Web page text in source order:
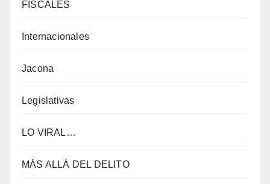
FISCALES
Internacionales
Jacona
Legislativas
LO VIRAL…
MÁS ALLÁ DEL DELITO